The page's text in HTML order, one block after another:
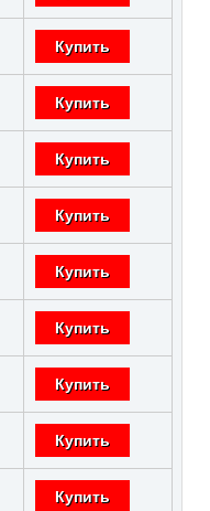
Купить
Купить
Купить
Купить
Купить
Купить
Купить
Купить
Купить